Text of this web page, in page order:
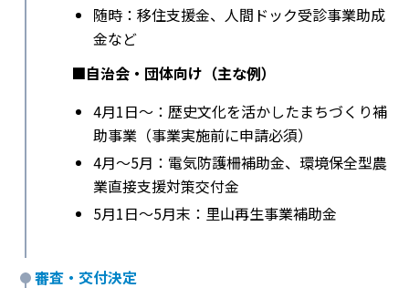
随時：移住支援金、人間ドック受診事業助成
金など
■自治会・団体向け（主な例）
4月1日〜：歴史文化を活かしたまちづくり補
助事業（事業実施前に申請必須）
4月〜5月：電気防護柵補助金、環境保全型農
業直接支援対策交付金
5月1日〜5月末：里山再生事業補助金
審査・交付決定